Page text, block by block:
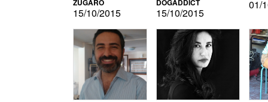
ZUGARO
15/10/2015
DOGADDICT
15/10/2015
01/